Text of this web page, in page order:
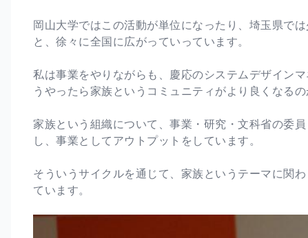
岡山大学ではこの活動が単位になったり、埼玉県で
と、徐々に全国に広がっていっています。
私は事業をやりながらも、慶応のシステムデザイン
うやったら家族というコミュニティがより良くなる
家族という組織について、事業・研究・文科省の委
し、事業としてアウトプットをしています。
そういうサイクルを通じて、家族というテーマに関
ています。